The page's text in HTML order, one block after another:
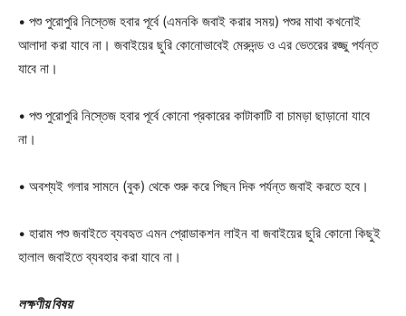
• পশু পুরোপুরি নিস্তেজ হবার পূর্বে (এমনকি জবাই করার সময়) পশুর মাথা কখনোই
আলাদা করা যাবে না। জবাইয়ের ছুরি কোনোভাবেই মেরুদন্ড ও এর ভেতরের রজ্জু পর্যন্ত
যাবে না।
• পশু পুরোপুরি নিস্তেজ হবার পূর্বে কোনো প্রকারের কাটাকাটি বা চামড়া ছাড়ানো যাবে
না।
• অবশ্যই গলার সামনে (বুক) থেকে শুরু করে পিছন দিক পর্যন্ত জবাই করতে হবে।
• হারাম পশু জবাইতে ব্যবহৃত এমন প্রোডাকশন লাইন বা জবাইয়ের ছুরি কোনো কিছুই
হালাল জবাইতে ব্যবহার করা যাবে না।
লক্ষণীয় বিষয়